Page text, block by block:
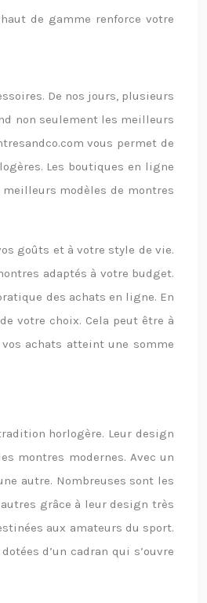
de gamme renforce votre
De nos jours, plusieurs
non seulement les meilleurs
vous permet de
Les boutiques en ligne
modèles de montres
goûts et à votre style de vie.
adaptés à votre budget.
des achats en ligne. En
votre choix. Cela peut être à
achats atteint une somme
horlogère. Leur design
montres modernes. Avec un
autre. Nombreuses sont les
grâce à leur design très
aux amateurs du sport.
d’un cadran qui s’ouvre